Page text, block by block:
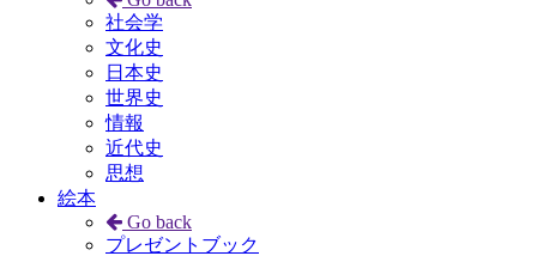
社会学
文化史
日本史
世界史
情報
近代史
思想
絵本
Go back
プレゼントブック